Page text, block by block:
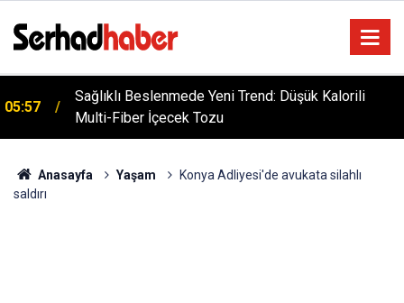
05:57
Sağlıklı Beslenmede Yeni Trend: Düşük Kalorili
Multi-Fiber İçecek Tozu
Anasayfa Yaşam
Konya Adliyesi'de avukata silahlı
saldırı